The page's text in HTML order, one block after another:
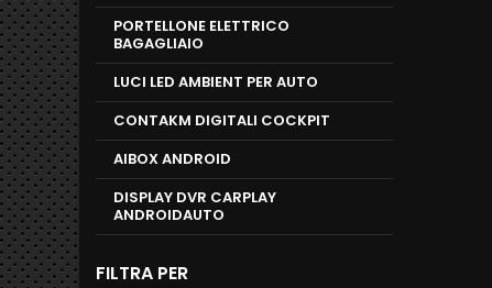
PORTELLONE ELETTRICO
BAGAGLIAIO
LUCI LED AMBIENT PER AUTO
CONTAKM DIGITALI COCKPIT
AIBOX ANDROID
DISPLAY DVR CARPLAY
ANDROIDAUTO
FILTRA PER